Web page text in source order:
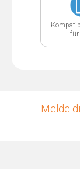
für
Melde